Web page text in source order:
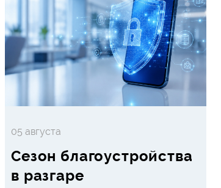
05 августа
Сезон благоустройства
в разгаре